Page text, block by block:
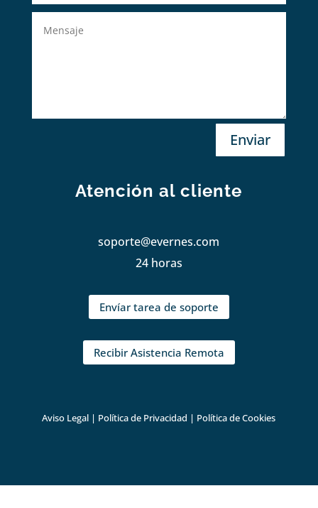
Enviar
Atención al cliente
soporte@evernes.com
24 horas
Envíar tarea de soporte
Recibir Asistencia Remota
Aviso Legal | Política de Privacidad | Política de Cookies